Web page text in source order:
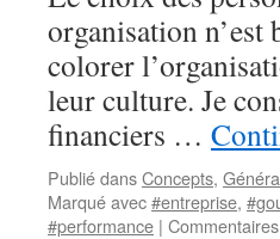
organisation n’est
colorer
leur culture. Je
financiers …
Publié dansConcepts,
Marqué avec#entreprise,
#performance |